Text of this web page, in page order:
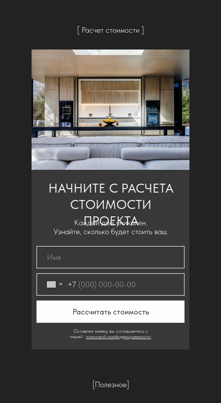
[ Расчет стоимости ]
НАЧНИТЕ С РАСЧЕТА
СТОИМОСТИ
ПРОЕКТА
Каждый дом уникален.
Узнайте, сколько будет стоить ваш.
Оставляя заявку, вы соглашаетесь с
нашей политикой конфиденциальности
+7
Рассчитать стоимость
[Полезное]